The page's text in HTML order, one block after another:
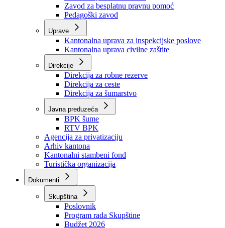
Zavodi
Zavod zdravstvenog osiguranja
Zavod za javno zdravstvo
Zavod za besplatnu pravnu pomoć
Pedagoški zavod
Kantonalna uprava za inspekcijske poslove
Kantonalna uprava civilne zaštite
Direkcije
Direkcija za robne rezerve
Direkcija za ceste
Direkcija za šumarstvo
Javna preduzeća
BPK šume
RTV BPK
Agencija za privatizaciju
Arhiv kantona
Kantonalni stambeni fond
Turistička organizacija
Dokumenti
Skupština